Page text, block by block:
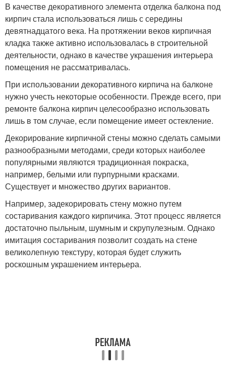
В качестве декоративного элемента отделка балкона под
кирпич стала использоваться лишь с середины
девятнадцатого века. На протяжении веков кирпичная
кладка также активно использовалась в строительной
деятельности, однако в качестве украшения интерьера
помещения не рассматривалась.
При использовании декоративного кирпича на балконе
нужно учесть некоторые особенности. Прежде всего, при
ремонте балкона кирпич целесообразно использовать
лишь в том случае, если помещение имеет остекление.
Декорирование кирпичной стены можно сделать самыми
разнообразными методами, среди которых наиболее
популярными являются традиционная покраска,
например, белыми или пурпурными красками.
Существует и множество других вариантов.
Например, задекорировать стену можно путем
состаривания каждого кирпичика. Этот процесс является
достаточно пыльным, шумным и скрупулезным. Однако
имитация состаривания позволит создать на стене
великолепную текстуру, которая будет служить
роскошным украшением интерьера.